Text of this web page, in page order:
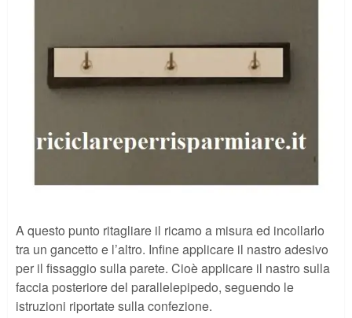
A questo punto ritagliare il ricamo a misura ed incollarlo
tra un gancetto e l’altro. Infine applicare il nastro adesivo
per il fissaggio sulla parete. Cioè applicare il nastro sulla
faccia posteriore del parallelepipedo, seguendo le
istruzioni riportate sulla confezione.